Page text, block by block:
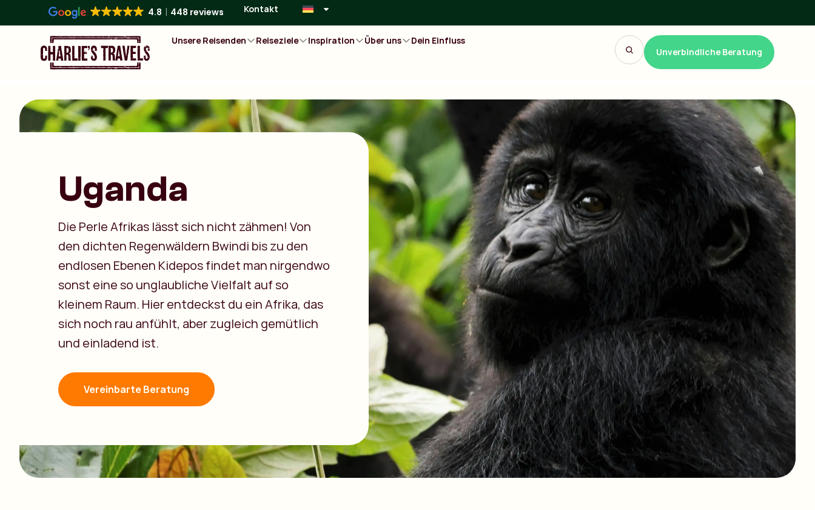
4.8 448 reviews Kontakt
Unsere Reisenden Reiseziele Inspiration Über uns
Dein Einfluss
Unverbindliche Beratung
Uganda
Die Perle Afrikas lässt sich nicht zähmen! Von
den dichten Regenwäldern Bwindi bis zu den
endlosen Ebenen Kidepos findet man nirgendwo
sonst eine so unglaubliche Vielfalt auf so
kleinem Raum. Hier entdeckst du ein Afrika, das
sich noch rau anfühlt, aber zugleich gemütlich
und einladend ist.
Vereinbarte Beratung